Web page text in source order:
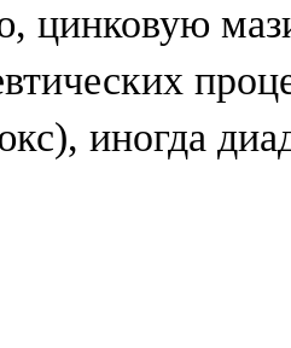
цинковую
иногда